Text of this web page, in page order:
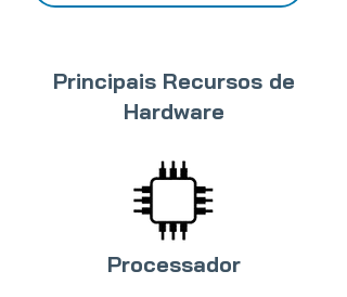
Principais Recursos de
Hardware
Processador